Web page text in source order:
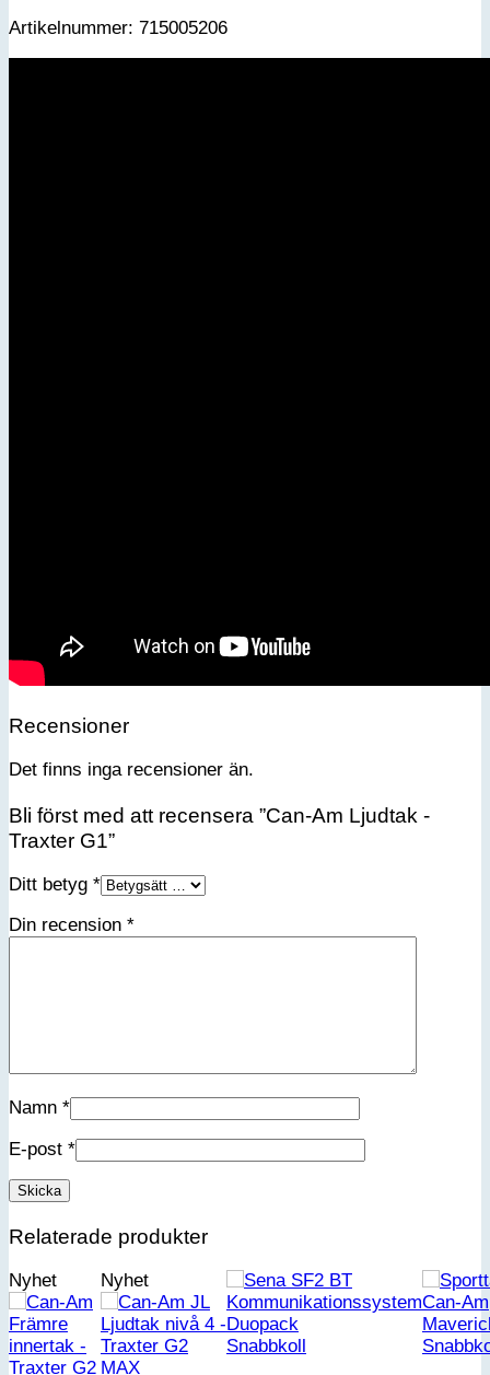
Artikelnummer: 715005206
Recensioner
Det finns inga recensioner än.
Bli först med att recensera ”Can-Am Ljudtak -
Traxter G1”
Ditt betyg *
Din recension *
Namn *
E-post *
Relaterade produkter
Nyhet Nyhet
Snabbkoll